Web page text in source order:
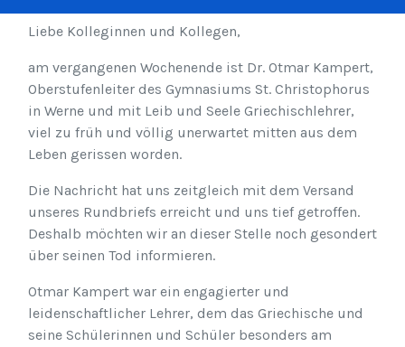
Liebe Kolleginnen und Kollegen,
am vergangenen Wochenende ist Dr. Otmar Kampert,
Oberstufenleiter des Gymnasiums St. Christophorus
in Werne und mit Leib und Seele Griechischlehrer,
viel zu früh und völlig unerwartet mitten aus dem
Leben gerissen worden.
Die Nachricht hat uns zeitgleich mit dem Versand
unseres Rundbriefs erreicht und uns tief getroffen.
Deshalb möchten wir an dieser Stelle noch gesondert
über seinen Tod informieren.
Otmar Kampert war ein engagierter und
leidenschaftlicher Lehrer, dem das Griechische und
seine Schülerinnen und Schüler besonders am